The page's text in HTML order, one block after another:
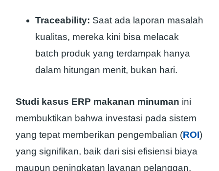
Traceability: Saat ada laporan masalah
kualitas, mereka kini bisa melacak
batch produk yang terdampak hanya
dalam hitungan menit, bukan hari.
Studi kasus ERP makanan minuman ini
membuktikan bahwa investasi pada sistem
yang tepat memberikan pengembalian (ROI)
yang signifikan, baik dari sisi efisiensi biaya
maupun peningkatan layanan pelanggan.